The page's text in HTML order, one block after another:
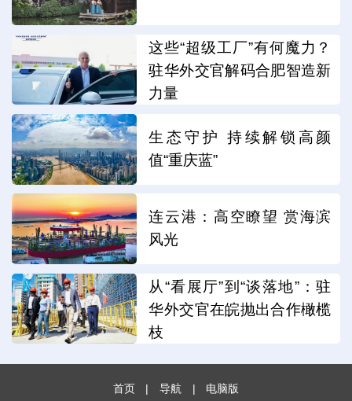
这些“超级工厂”有何魔力？
驻华外交官解码合肥智造新
力量
生态守护 持续解锁高颜
值“重庆蓝”
连云港：高空瞭望 赏海滨
风光
从“看展厅”到“谈落地”：驻
华外交官在皖抛出合作橄榄
枝
首页 | 导航 | 电脑版